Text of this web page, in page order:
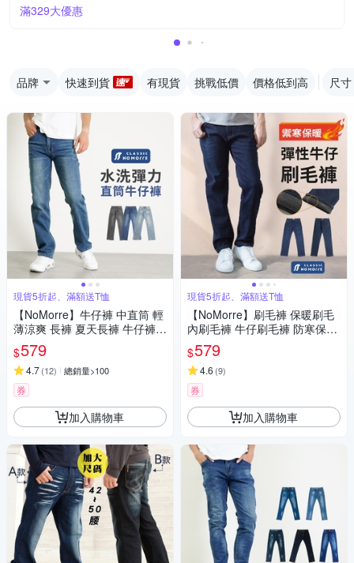
滿329大優惠
品牌 快速到貨 有現貨 挑戰低價 價格低到高 尺寸
現貨5折起、滿額送T恤
【NoMorre】牛仔褲 中直筒 輕
薄涼爽 長褲 夏天長褲 牛仔褲男
長褲男 3色 L-4L 台灣現貨 #38
18
$579
4.7(12) 總銷量>100
券
加入購物車
現貨5折起、滿額送T恤
【NoMorre】刷毛褲 保暖刷毛
內刷毛褲 牛仔刷毛褲 防寒保暖
中直筒 小直筒 2款 M-4L 台灣
現貨 #3790
$579
4.6 (9)
券
加入購物車